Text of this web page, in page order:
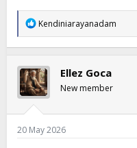
T
i
l
e
r
Kendiniarayanadam
Ellez Goca
New member
20 May 2026